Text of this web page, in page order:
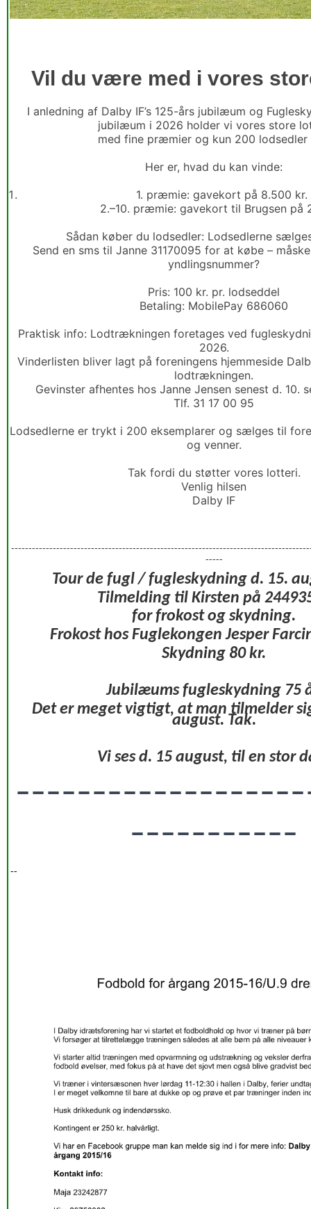
Vil du være med i vores
I anledning af Dalby IF’s 125-års jubilæum og
jubilæum i 2026 holder vi vores store
med fine præmier og kun 200 lodsedler
Her er, hvad du kan vinde:
1. præmie: gavekort på 8.500 kr.
2.–10. præmie: gavekort til Brugsen på
Sådan køber du lodsedler: Lodsedlerne
Send en sms til Janne 31170095 for at købe –
yndlingsnummer?
Pris: 100 kr. pr. lodseddel
Betaling: MobilePay 686060
Praktisk info: Lodtrækningen foretages ved
2026.
Vinderlisten bliver lagt på foreningens hjemmeside
lodtrækningen.
Gevinster afhentes hos Janne Jensen senest d. 10.
Tlf. 31 17 00 95
Lodsedlerne er trykt i 200 eksemplarer og sælges til
og venner.
Tak fordi du støtter vores lotteri.
Venlig hilsen
Dalby IF
-----
Tour de fugl / fugleskydning d. 15.
Tilmelding til Kirsten på
for frokost og skydning.
Frokost hos Fuglekongen Jesper
Skydning 80 kr.
Jubilæums fugleskydning 75
Det er meget vigtigt, at man tilmelder
august. Tak.
Vi ses d. 15 august, til en stor
-----------
--